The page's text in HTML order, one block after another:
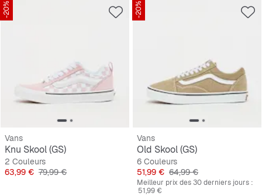
-20%
Vans
Knu Skool (GS)
2 Couleurs
Prix
63,99 € Prix original
79,99 €
-20%
Vans
Old Skool (GS)
6 Couleurs
Prix
51,99 € Prix original
64,99 €
Meilleur prix des 30 derniers jours :
51,99 €